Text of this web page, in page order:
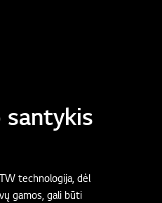
technologija, dėl
gamos, gali būti